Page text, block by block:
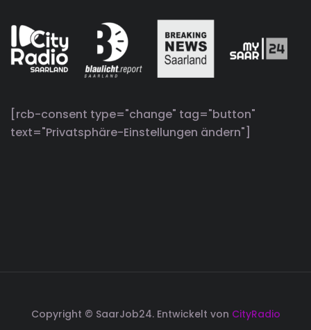
[rcb-consent type="change" tag="button"
text="Privatsphäre-Einstellungen ändern"]
Copyright © SaarJob24. Entwickelt von CityRadio